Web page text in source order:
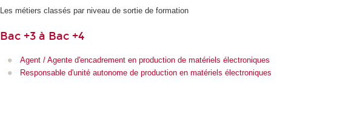
Les métiers classés par niveau de sortie de formation
Bac +3 à Bac +4
Agent / Agente d'encadrement en production de matériels électroniques
Responsable d'unité autonome de production en matériels électroniques